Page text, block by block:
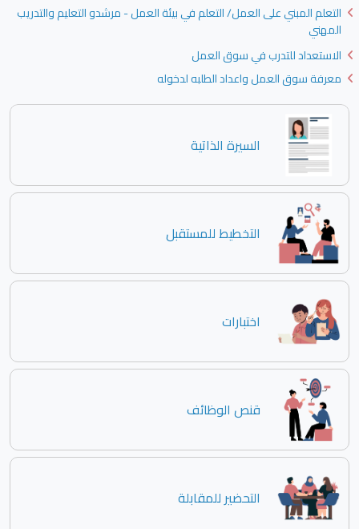
التعلم المبني على العمل/ التعلم في بيئة العمل - مرشدو التعليم والتدريب
المهني
الاستعداد للتدرب في سوق العمل
معرفة سوق العمل واعداد الطلبه لدخوله
السيرة الذاتية
التخطيط للمستقبل
اختبارات
قنص الوظائف
التحضير للمقابلة